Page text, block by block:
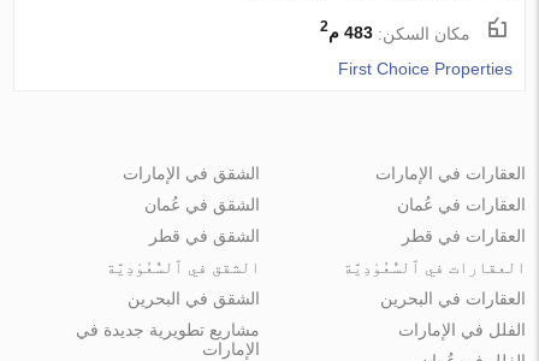
مكان السكن:483 م 2
First Choice Properties
العقارات في الإمارات
العقارات في عُمان
العقارات في قطر
العقارات في ٱلسُّعُوْدِيَّة
العقارات في البحرين
الشقق في الإمارات
الشقق في عُمان
الشقق في قطر
الشقق في ٱلسُّعُوْدِيَّة
الشقق في البحرين
الفلل في الإمارات
مشاريع تطويرية جديدة في
الإمارات